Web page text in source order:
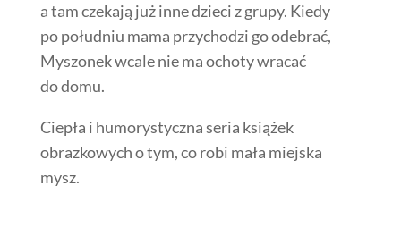
a tam czekają już inne dzieci z grupy. Kiedy
po południu mama przychodzi go odebrać,
Myszonek wcale nie ma ochoty wracać
do domu.
Ciepła i humorystyczna seria książek
obrazkowych o tym, co robi mała miejska
mysz.